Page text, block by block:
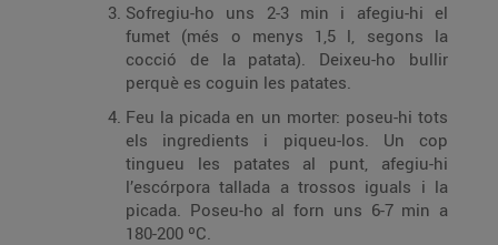
Sofregiu-ho uns 2-3 min i afegiu-hi el
fumet (més o menys 1,5 l, segons la
cocció de la patata). Deixeu-ho bullir
perquè es coguin les patates.
Feu la picada en un morter: poseu-hi tots
els ingredients i piqueu-los. Un cop
tingueu les patates al punt, afegiu-hi
l’escórpora tallada a trossos iguals i la
picada. Poseu-ho al forn uns 6-7 min a
180-200 ºC.